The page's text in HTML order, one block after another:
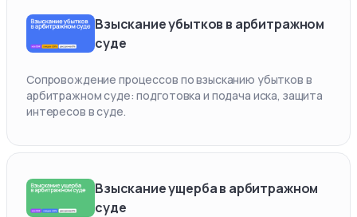
Взыскание убытков в арбитражном
суде
Сопровождение процессов по взысканию убытков в
арбитражном суде: подготовка и подача иска, защита
интересов в суде.
Взыскание ущерба в арбитражном
суде